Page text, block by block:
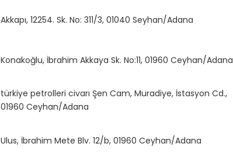
Akkapı, 12254. Sk. No: 311/3, 01040 Seyhan/Adana
Konakoğlu, İbrahim Akkaya Sk. No:11, 01960 Ceyhan/Adana
türkiye petrolleri civarı Şen Cam, Muradiye, İstasyon Cd.,
01960 Ceyhan/Adana
Ulus, İbrahim Mete Blv. 12/b, 01960 Ceyhan/Adana